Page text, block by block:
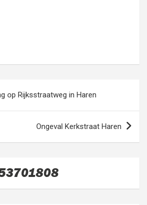
op Rijksstraatweg in Haren
Ongeval Kerkstraat Haren